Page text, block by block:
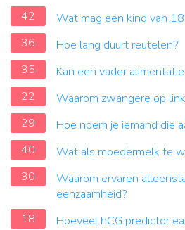
42
Wat mag een kind van
36
Hoe lang duurt reutelen?
35
Kan een vader
22
Waarom zwangere op
29
Hoe noem je iemand die
40
Wat als moedermelk te
30
Waarom ervaren
eenzaamheid?
18
Hoeveel hCG predictor